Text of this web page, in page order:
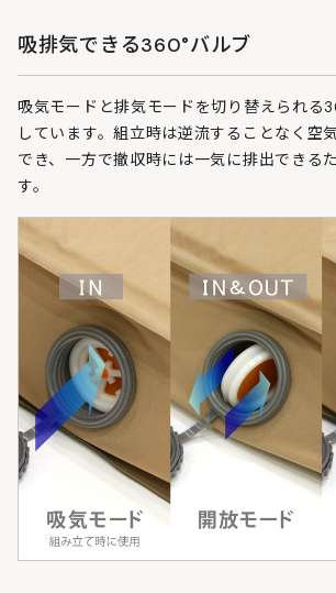
吸排気できる360°バルブ
吸気モードと排気モードを切り替えられる
しています。組立時は逆流することなく空
でき、一方で撤収時には一気に排出できる
す。